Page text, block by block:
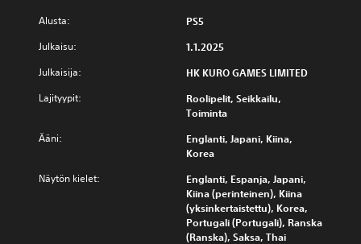
Alusta: PS5
Julkaisu: 1.1.2025
Julkaisija: HK KURO GAMES LIMITED
Lajityypit:
Roolipelit, Seikkailu,
Toiminta
Ääni:
Englanti, Japani, Kiina,
Korea
Näytön kielet:
Englanti, Espanja, Japani,
Kiina (perinteinen), Kiina
(yksinkertaistettu), Korea,
Portugali (Portugali), Ranska
(Ranska), Saksa, Thai